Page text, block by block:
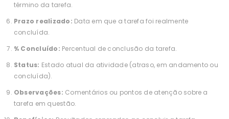
término da tarefa.
Prazo realizado: Data em que a tarefa foi realmente
concluída.
% Concluído: Percentual de conclusão da tarefa.
Status: Estado atual da atividade (atraso, em andamento ou
concluída).
Observações: Comentários ou pontos de atenção sobre a
tarefa em questão.